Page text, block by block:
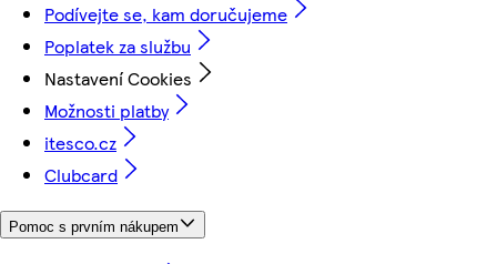
Podívejte se, kam doručujeme
Poplatek za službu
Nastavení Cookies
Možnosti platby
itesco.cz
Clubcard
Pomoc s prvním nákupem